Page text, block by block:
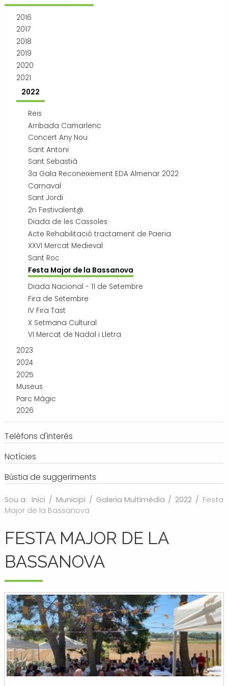
2016
2017
2018
2019
2020
2021
2022
Reis
Arribada Camarlenc
Concert Any Nou
Sant Antoni
Sant Sebastià
3a Gala Reconeixement EDA Almenar 2022
Carnaval
Sant Jordi
2n Festivalent@
Diada de les Cassoles
Acte Rehabilitació tractament de Paeria
XXVI Mercat Medieval
Sant Roc
Festa Major de la Bassanova
Diada Nacional - 11 de Setembre
Fira de Setembre
IV Fira Tast
X Setmana Cultural
VI Mercat de Nadal i Lletra
2023
2024
2025
Museus
Parc Màgic
2026
Telèfons d'interés
Notícies
Bústia de suggeriments
Sou a: Inici / Municipi / Galeria Multimèdia / 2022 / Festa
Major de la Bassanova
FESTA MAJOR DE LA
BASSANOVA